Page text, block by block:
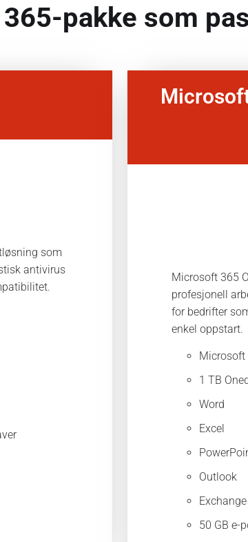
pakke som
som
antivirus
Microsoft 365
profesjonell
for bedrifter
enkel oppstart.
Microsoft
1 TB
Word
Excel
Outlook
50 GB e-